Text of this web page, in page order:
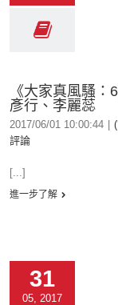
《大家真風騷
彥行、李麗蕊
2017/06/01 10:00:44
評論
[...]
進一步了解
31
05, 2017